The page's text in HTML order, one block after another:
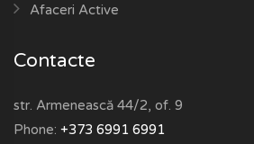
Afaceri Active
Contacte
str. Armenească 44/2, of. 9
Phone: +373 6991 6991